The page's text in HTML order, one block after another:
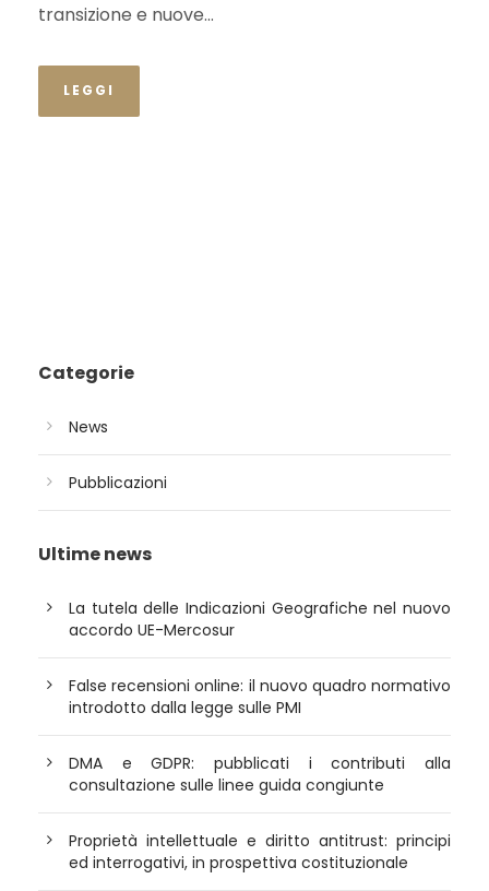
transizione e nuove...
LEGGI
Categorie
News
Pubblicazioni
Ultime news
La tutela delle Indicazioni Geografiche nel nuovo
accordo UE-Mercosur
False recensioni online: il nuovo quadro normativo
introdotto dalla legge sulle PMI
DMA e GDPR: pubblicati i contributi alla
consultazione sulle linee guida congiunte
Proprietà intellettuale e diritto antitrust: principi
ed interrogativi, in prospettiva costituzionale